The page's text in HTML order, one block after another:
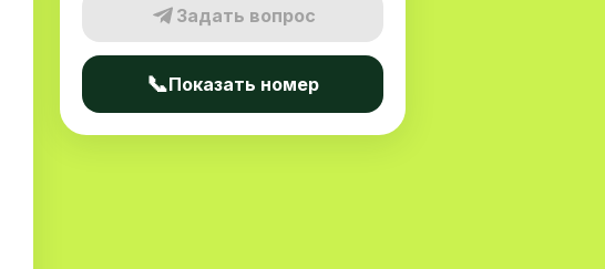
Задать вопрос
📞Показать номер